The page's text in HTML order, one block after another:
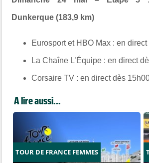
Dunkerque (183,9 km)
Eurosport et HBO Max : en
La Chaîne L’Équipe : en direct
Corsaire TV : en direct dès
A lire aussi...
TOUR DE FRANCE FEMMES